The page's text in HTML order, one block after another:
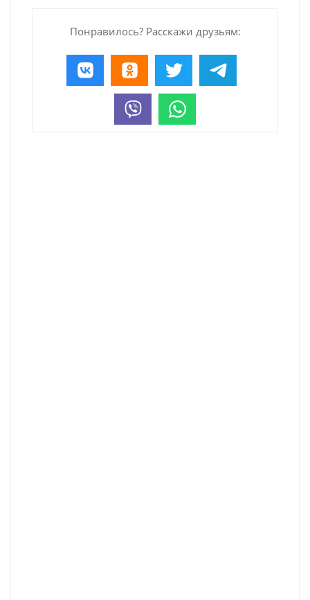
Понравилось? Расскажи друзьям: